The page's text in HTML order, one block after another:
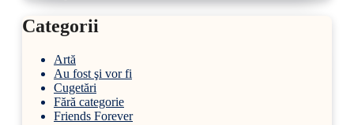
Categorii
Artă
Au fost şi vor fi
Cugetări
Fără categorie
Friends Forever